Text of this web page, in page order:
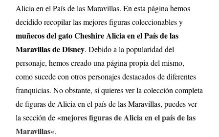
Alicia en el País de las Maravillas. En esta página hemos
decidido recopilar las mejores figuras coleccionables y
muñecos del gato Cheshire Alicia en el País de las
Maravillas de Disney. Debido a la popularidad del
personaje, hemos creado una página propia del mismo,
como sucede con otros personajes destacados de diferentes
franquicias. No obstante, si quieres ver la colección completa
de figuras de Alicia en el país de las Maravillas, puedes ver
la sección de«mejores figuras de Alicia en el país de las
Maravillas«.